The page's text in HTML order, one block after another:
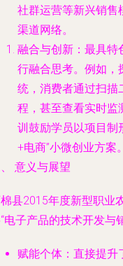
社群运营等新兴销售
渠道网络。
融合与创新 ：最具
行融合思考。例如，
统，消费者通过扫描
程，甚至查看实时监
训鼓励学员以项目制
+电商”小微创业方案。
意义与展望
县2015年度新型职业
电子产品的技术开发与
赋能个体 ：直接提